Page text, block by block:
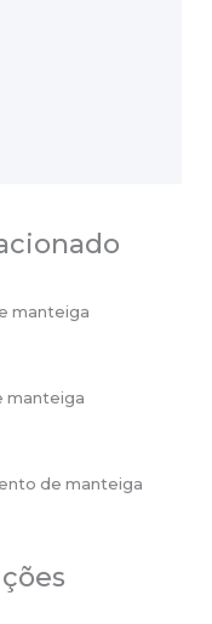
manteiga
manteiga
de manteiga